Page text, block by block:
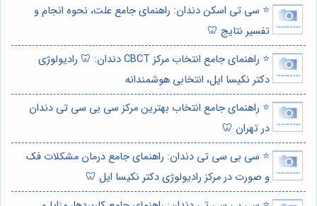
⭐️ سی تی اسکن دندان: راهنمای جامع علت، نحوه انجام و
تفسیر نتایج 🦷
⭐️ راهنمای جامع انتخاب مرکز CBCT دندان: 🦷 رادیولوژی
دکتر نکیسا ایل، انتخابی هوشمندانه
⭐️ راهنمای جامع انتخاب بهترین مرکز سی بی سی تی دندان
در تهران 🦷
⭐️ سی بی سی تی دندان: راهنمای جامع درمان مشکلات فک
و صورت در مرکز رادیولوژی دکتر نکیسا ایل 🦷